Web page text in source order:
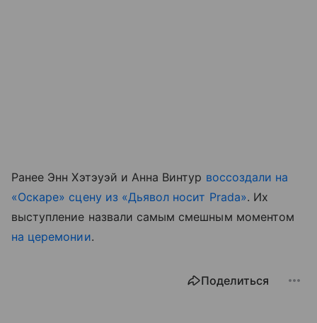
Ранее Энн Хэтэуэй и Анна Винтур воссоздали на
«Оскаре» сцену из «Дьявол носит Prada». Их
выступление назвали самым смешным моментом
на церемонии.
Поделиться